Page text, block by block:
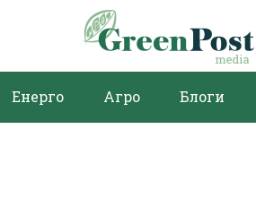
Енерго Агро Блоги